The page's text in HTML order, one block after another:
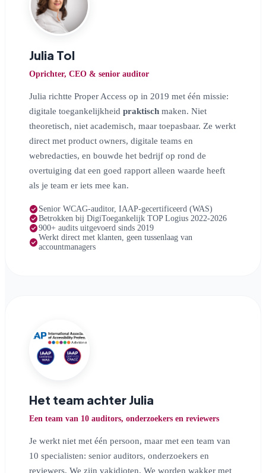
Julia Tol
Oprichter, CEO & senior auditor
Julia richtte Proper Access op in 2019 met één missie:
digitale toegankelijkheid praktisch maken. Niet
theoretisch, niet academisch, maar toepasbaar. Ze werkt
direct met product owners, digitale teams en
webredacties, en bouwde het bedrijf op rond de
overtuiging dat een goed rapport alleen waarde heeft
als je team er iets mee kan.
check_circle Senior WCAG-auditor, IAAP-gecertificeerd (WAS)
check_circleBetrokken bij DigiToegankelijk TOP Logius 2022-2026
check_circle900+ audits uitgevoerd sinds 2019
check_circleWerkt direct met klanten, geen tussenlaag van
accountmanagers
Het team achter Julia
Een team van 10 auditors, onderzoekers en reviewers
Je werkt niet met één persoon, maar met een team van
10 specialisten: senior auditors, onderzoekers en
reviewers. We zijn vakidioten. We worden wakker met